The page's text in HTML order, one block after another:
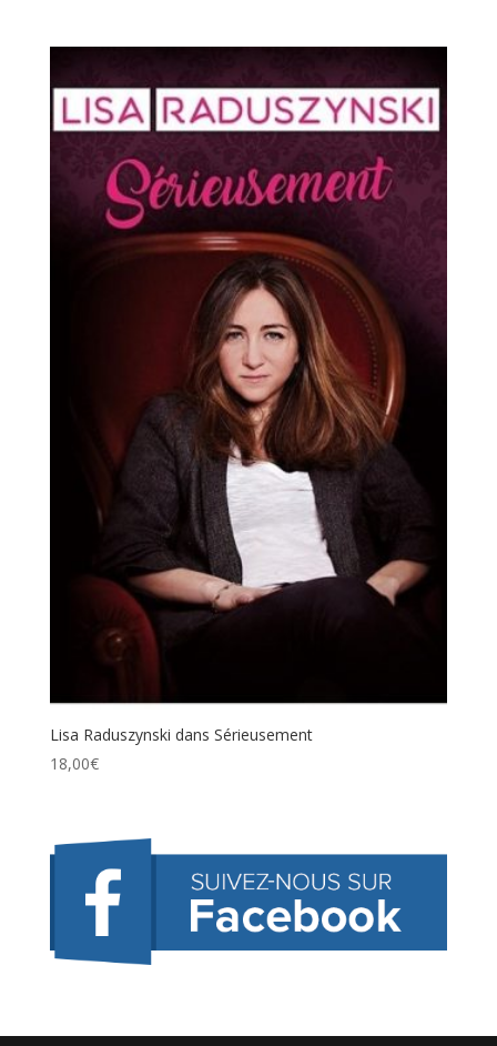
Lisa Raduszynski dans Sérieusement
18,00€